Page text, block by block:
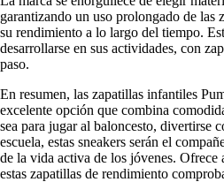
garantizando un uso prolongado de las
su rendimiento a lo largo del tiempo.
desarrollarse en sus actividades, con
paso.
En resumen, las zapatillas infantiles
excelente opción que combina
sea para jugar al baloncesto, divertirse
escuela, estas sneakers serán el
de la vida activa de los jóvenes.
estas zapatillas de rendimiento